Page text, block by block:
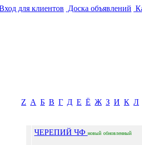
для клиентов Доска объявлений
Z А Б В Г Д Е Ё Ж З И К Л
ЧЕРЕПИЙ ЧФ новый обновленный